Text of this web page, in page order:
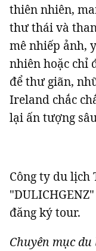
thiên nhiên,
thư thái và
mê nhiếp ảnh,
nhiên hoặc chỉ
để thư giãn,
Ireland chắc
lại ấn tượng
Công ty du lịch
đăng ký tour.
Chuyên mục